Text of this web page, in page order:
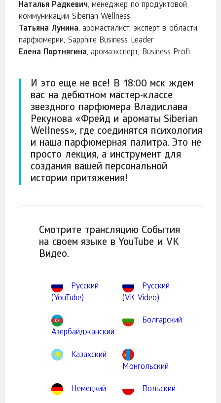
Наталья Радкевич, менеджер по продуктовой
коммуникации Siberian Wellness
Татьяна Лунина, аромастилист, эксперт в области
парфюмерии, Sapphire Business Leader
Елена Портнягина, аромаэксперт, Business Profi
И это еще не все! В 18:00 мск ждем
вас на дебютном мастер-классе
звездного парфюмера Владислава
Рекунова «Фрейд и ароматы Siberian
Wellness», где соединятся психология
и наша парфюмерная палитра. Это не
просто лекция, а инструмент для
создания вашей персональной
истории притяжения!
Смотрите трансляцию События
на своем языке в YouTube и VK
Видео.
Русский
(YouTube)
Русский
(VK Video)
Азербайджанский
Болгарский
Казахский
Монгольский
Немецкий Польский